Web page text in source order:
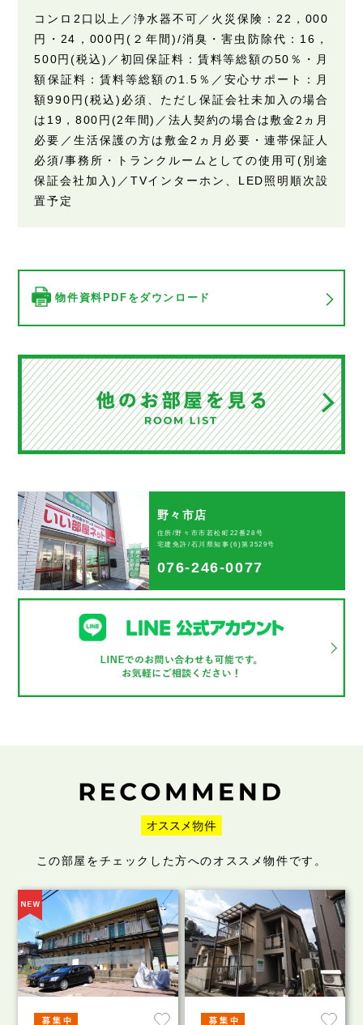
コンロ2口以上／浄水器不可／火災保険：22，000
円・24，000円(２年間)/消臭・害虫防除代：16，
500円(税込)／初回保証料：賃料等総額の50％・月
額保証料：賃料等総額の1.5％／安心サポート：月
額990円(税込)必須、ただし保証会社未加入の場合
は19，800円(2年間)／法人契約の場合は敷金2ヵ月
必要／生活保護の方は敷金2ヵ月必要・連帯保証人
必須/事務所・トランクルームとしての使用可(別途
保証会社加入)／TVインターホン、LED照明順次設
置予定
物件資料PDFをダウンロード
野々市店
住所/野々市市若松町22番28号
宅建免許/石川県知事(6)第3529号
076-246-0077
この部屋をチェックした方へのオススメ物件です。